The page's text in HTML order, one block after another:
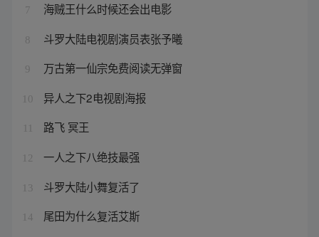
7 海贼王什么时候还会出电影
8 斗罗大陆电视剧演员表张予曦
9 万古第一仙宗免费阅读无弹窗
10 异人之下2电视剧海报
路飞 冥王
12 一人之下八绝技最强
13 斗罗大陆小舞复活了
14 尾田为什么复活艾斯